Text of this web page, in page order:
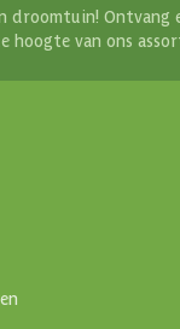
droomtuin! Ontvang
hoogte van ons